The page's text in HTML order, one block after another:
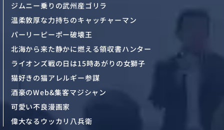
ジムニー乗りの武州産ゴリラ
温柔敦厚な力持ちのキャッチャーマン
パーリーピーポー破壊王
北海から来た静かに燃える領収書ハンター
ライオンズ戦の日は15時あがりの女獅子
猫好きの猫アレルギー参謀
酒豪のWeb&集客マジシャン
可愛い不良漫画家
偉大なるウッカリ八兵衛